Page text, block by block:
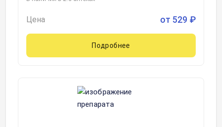
Цена от 529 ₽
Подробнее